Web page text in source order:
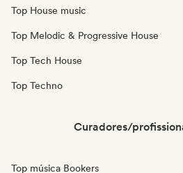
Top House music
Top Melodic & Progressive House
Top Tech House
Top Techno
Curadores/
Top música Bookers